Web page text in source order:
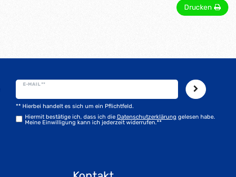
Drucken
E-MAIL **
Hiermit bestätige ich, dass ich die Daten­schutz­erklärung gelesen habe.
Meine Einwilligung kann ich jederzeit widerrufen.**
** Hierbei handelt es sich um ein Pflichtfeld.